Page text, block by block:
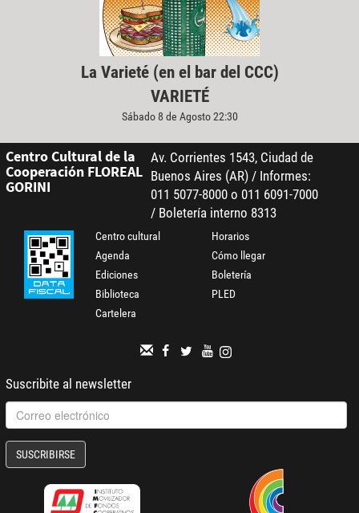
La Varieté (en el bar del CCC)
VARIETÉ
Sábado 8 de Agosto 22:30
Centro Cultural de la
Cooperación FLOREAL
GORINI
Av. Corrientes 1543, Ciudad de
Buenos Aires (AR) / Informes:
011 5077-8000 o 011 6091-7000
/ Boletería interno 8313
Centro cultural
Agenda
Ediciones
Biblioteca
Cartelera
Horarios
Cómo llegar
Boletería
PLED
Suscribite al newsletter
SUSCRIBIRSE